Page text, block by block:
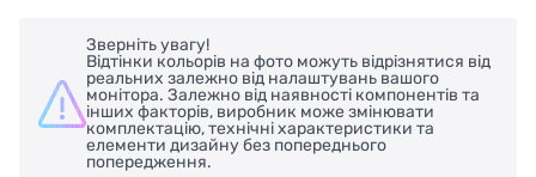
Зверніть увагу!
Відтінки кольорів на фото можуть відрізнятися від
реальних залежно від налаштувань вашого
монітора. Залежно від наявності компонентів та
інших факторів, виробник може змінювати
комплектацію, технічні характеристики та
елементи дизайну без попереднього
попередження.